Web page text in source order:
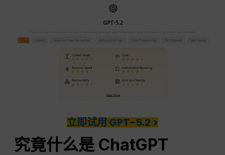
立即试用 GPT-5.2 >
究竟什么是 ChatGPT